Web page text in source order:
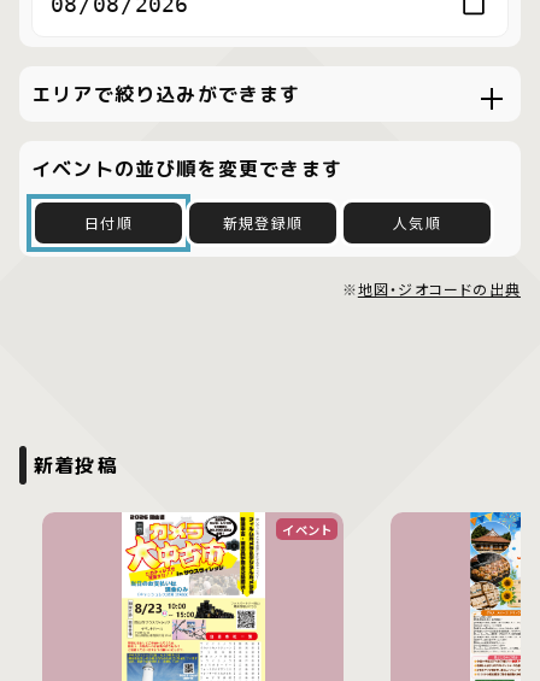
エリアで絞り込みができます
イベントの並び順を変更できます
日付順 新規登録順 人気順
※地図・ジオコードの出典
新着投稿
イベント